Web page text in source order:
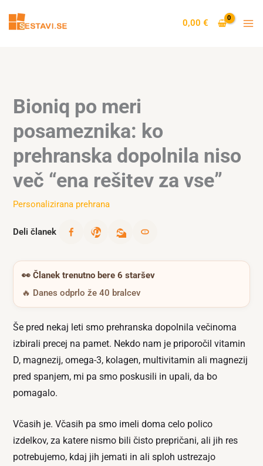
content
0,00€
Bioniq po meri
posameznika: ko
prehranska dopolnila niso
več “ena rešitev za vse”
Personalizirana prehrana
Deli članek
👀Članek trenutno bere 6 staršev
🔥 Danes odprlo že 40 bralcev
Še pred nekaj leti smo prehranska dopolnila večinoma
izbirali precej na pamet. Nekdo nam je priporočil vitamin
D, magnezij, omega-3, kolagen, multivitamin ali magnezij
pred spanjem, mi pa smo poskusili in upali, da bo
pomagalo.
Včasih je. Včasih pa smo imeli doma celo polico
izdelkov, za katere nismo bili čisto prepričani, ali jih res
potrebujemo, kdaj jih jemati in ali sploh ustrezajo